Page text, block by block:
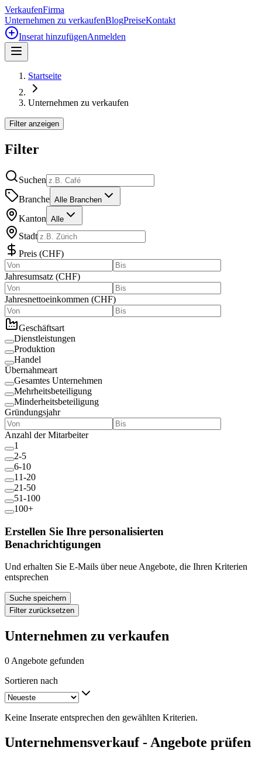
VerkaufenFirma
Unternehmen zu verkaufenBlogPreiseKontakt
Inserat hinzufügenAnmelden
Startseite
Unternehmen zu verkaufen
Filter anzeigen
Filter
Suchen
Branche Alle Branchen
Kanton Alle
Stadt
Preis (CHF)
Jahresumsatz (CHF)
Jahresnettoeinkommen (CHF)
Geschäftsart
Dienstleistungen
Produktion
Handel
Übernahmeart
Gesamtes Unternehmen
Mehrheitsbeteiligung
Minderheitsbeteiligung
Gründungsjahr
Anzahl der Mitarbeiter
1
2-5
6-10
11-20
21-50
51-100
100+
Erstellen Sie Ihre personalisierten
Benachrichtigungen
Und erhalten Sie E-Mails über neue Angebote, die Ihren Kriterien
entsprechen
Suche speichern
Filter zurücksetzen
Unternehmen zu verkaufen
0 Angebote gefunden
Sortieren nach
Keine Inserate entsprechen den gewählten Kriterien.
Unternehmensverkauf - Angebote prüfen